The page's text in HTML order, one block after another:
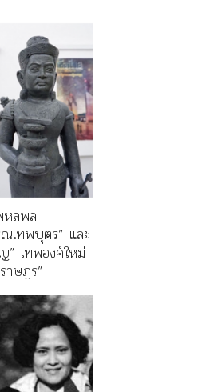
หลพล
เทพบุตร” และ
” เทพองค์ใหม่
าษฎร”